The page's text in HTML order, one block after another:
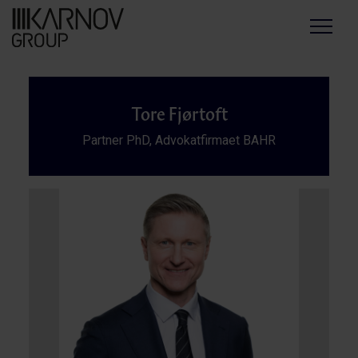
Menu
Tore Fjørtoft
Partner PhD, Advokatfirmaet BAHR